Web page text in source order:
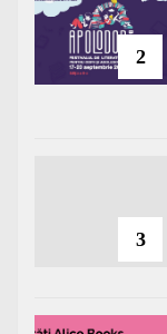
2
3